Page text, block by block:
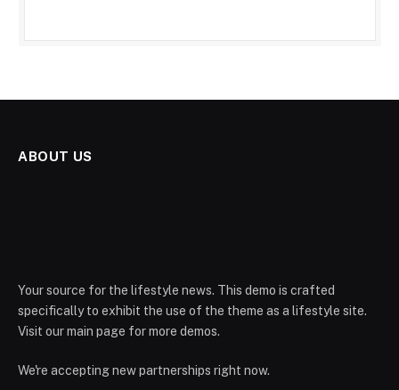
ABOUT US
Your source for the lifestyle news. This demo is crafted
specifically to exhibit the use of the theme as a lifestyle site.
Visit our main page for more demos.
We're accepting new partnerships right now.